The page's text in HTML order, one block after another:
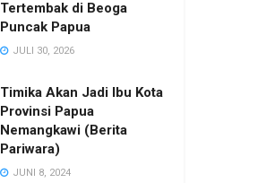
Tertembak di Beoga
Puncak Papua
JULI 30, 2026
Timika Akan Jadi Ibu Kota
Provinsi Papua
Nemangkawi (Berita
Pariwara)
JUNI 8, 2024